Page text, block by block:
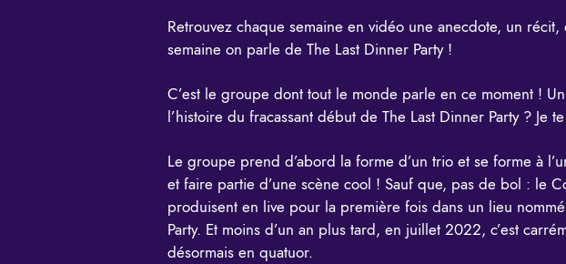
Retrouvez chaque semaine en vidéo une anecdote, un
semaine on parle de The Last Dinner Party !
C’est le groupe dont tout le monde parle en ce moment !
l’histoire du fracassant début de The Last Dinner Party ? Je
Le groupe prend d’abord la forme d’un trio et se forme à
et faire partie d’une scène cool ! Sauf que, pas de bol : le
produisent en live pour la première fois dans un lieu
Party. Et moins d’un an plus tard, en juillet 2022, c’est
désormais en quatuor.